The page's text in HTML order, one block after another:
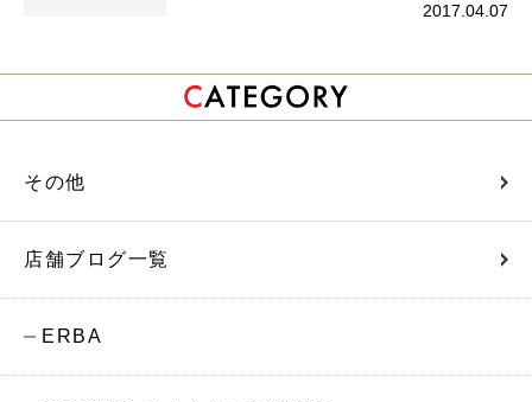
2017.04.07
その他
店舗ブログ一覧
ERBA